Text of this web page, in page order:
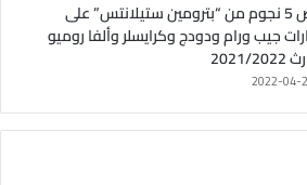
عرض 5 نجوم من “بترومين ستيلانتس” على
جيب ورام ودودج وكرايسلر وألفا روميو
2022
2022-04-